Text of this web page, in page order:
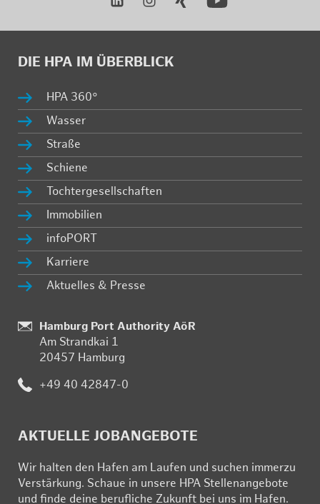
DIE HPA IM ÜBER­BLICK
HPA 360°
Was­ser
Stra­ße
Schie­ne
Toch­ter­ge­sell­schaf­ten
Im­mo­bi­li­en
in­fo­PORT
Kar­rie­re
Ak­tu­el­les & Pres­se
:
Hamburg Port Authority AöR
Am Strand­kai 1
20457 Ham­burg
: +49 40 42847-0
AK­TU­EL­LE JOB­AN­GE­BO­TE
Wir hal­ten den Ha­fen am Lau­fen und su­chen im­mer­zu
Ver­stär­kung. Schau­e in un­se­re HPA Stel­len­an­ge­bo­te
und fin­de deine be­ruf­li­che Zu­kunft bei uns im Ha­fen.